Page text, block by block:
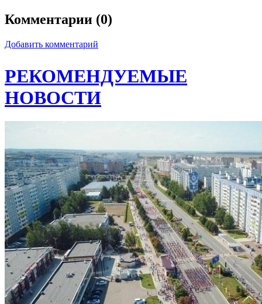
Комментарии (0)
Добавить комментарий
РЕКОМЕНДУЕМЫЕ
НОВОСТИ